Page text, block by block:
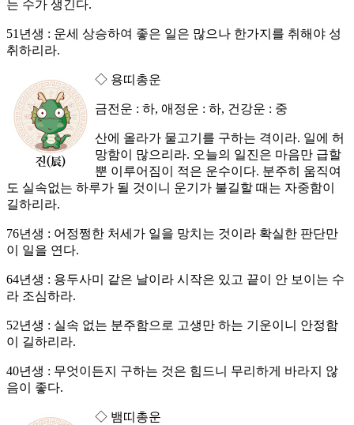
는 수가 생긴다.
51년생 : 운세 상승하여 좋은 일은 많으나 한가지를 취해야 성
취하리라.
◇ 용띠총운
금전운 : 하, 애정운 : 하, 건강운 : 중
산에 올라가 물고기를 구하는 격이라. 일에 허
망함이 많으리라. 오늘의 일진은 마음만 급할
뿐 이루어짐이 적은 운수이다. 분주히 움직여
도 실속없는 하루가 될 것이니 운기가 불길할 때는 자중함이
길하리라.
76년생 : 어정쩡한 처세가 일을 망치는 것이라 확실한 판단만
이 일을 연다.
64년생 : 용두사미 같은 날이라 시작은 있고 끝이 안 보이는 수
라 조심하라.
52년생 : 실속 없는 분주함으로 고생만 하는 기운이니 안정함
이 길하리라.
40년생 : 무엇이든지 구하는 것은 힘드니 무리하게 바라지 않
음이 좋다.
◇ 뱀띠총운